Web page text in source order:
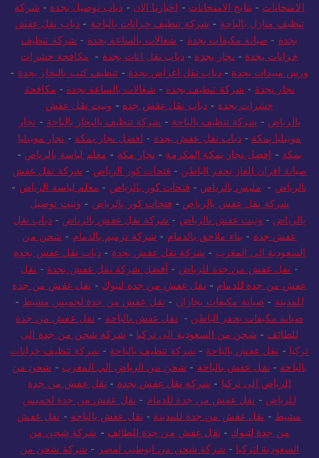
الامتحانات - نتايج الامتحانات - اخبارنا الان - دباب توصيل بجدة - شركة
تنظيف منازل بالباحة - شركة تنظيف خزانات بالباحة - دباب نقل عفش
بجدة - صيانة مكيفات بجدة - شغالات بالساعة بجدة - شركة تنظيف
خزانات بجدة - نجار بجدة - دباب نقل اثاث بجدة - مكافحة حشرات
ورش مبيدات بجدة -دباب نقل اغراض بجدة -تنظيف كنب بالبخار بجدة -
نجار بجدة - شركة تنظيف بجدة - شغالات بالساعة بجدة - مكافحة
حشرات بجدة - دباب نقل عفش جده - ونيت نقل عفش
بالرياض - شركة تنظيف بالباحة - شركة تنظيف بالبخار بالباحة - نجار
موبيليا بمكة -دباب نقل عفش بجدة - افضل نجار بمكة - نجار موبيليا
بمكة - افضل نجار بمكة المكرمة - نجار مكة - معلم لياسة بالرياض -
صيانة افران الغاز بحفر الباطن - فتحات كور الرياض - شركة نقل عفش
بالرياض - مليس بالرياض - فتحات كور بالرياض - معلم لياسة الرياض -
شركة نقل عفش بالرياض - فتحات كور بالرياض - ونيت توصيل
بالرياض - ونيت عفش بالرياض - شركة نقل عفش بالرياض -دباب نقل
عفش جدة - بناء ملاحق بالدمام - شركة ترميم بالدمام - شحن من
السعودية الى المغرب - شركة نقل عفش بجدة - دباب نقل عفش بجدة
- نقل عفش من جدة للرياض - أفضل شركة نقل عفش بجدة - نقل
عفش من جدة للدمام - نقل عفش من جدة لتبوك - نقل عفش من جدة
للمدينة - صيانة مكيفات بجازان - نقل عفش من جدة لخميس مشيط -
صيانة مكيفات بحفر الباطن - نقل عفش بالباحة - نقل عفش من جدة
للطائف - شحن من السعودية الى تركيا - شركة شحن من جدة الى
تركيا - نقل عفش بالباحة - شركة تنظيف بالباحة - شركة تنظيف خزانات
بالباحة - نقل عفش بالباحة - شحن من الرياض الي المغرب - شحن من
الرياض الى تركيا - شركة نقل عفش بجدة - نقل عفش من جدة
للرياض - نقل عفش من جدة للدمام - نقل عفش من جدة لخميس
مشيط - نقل عفش من جدة للمدينة - نقل عفش بالباحة - نقل عفش
من جدة لتبوك - نقل عفش من جدة للطائف - شركة شحن من
السعودية لتركيا - شركة شحن من ابوظبي لمصر - شركة شحن من